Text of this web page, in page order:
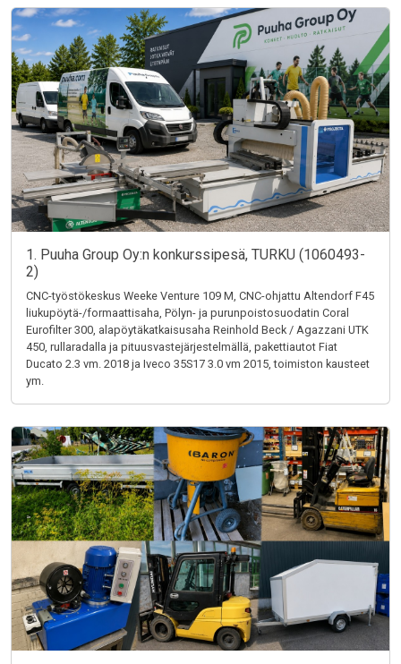
1. Puuha Group Oy:n konkurssipesä, TURKU (1060493-
2)
CNC-työstökeskus Weeke Venture 109 M, CNC-ohjattu Altendorf F45
liukupöytä-/formaattisaha, Pölyn- ja purunpoistosuodatin Coral
Eurofilter 300, alapöytäkatkaisusaha Reinhold Beck / Agazzani UTK
450, rullaradalla ja pituusvastejärjestelmällä, pakettiautot Fiat
Ducato 2.3 vm. 2018 ja Iveco 35S17 3.0 vm 2015, toimiston kausteet
ym.